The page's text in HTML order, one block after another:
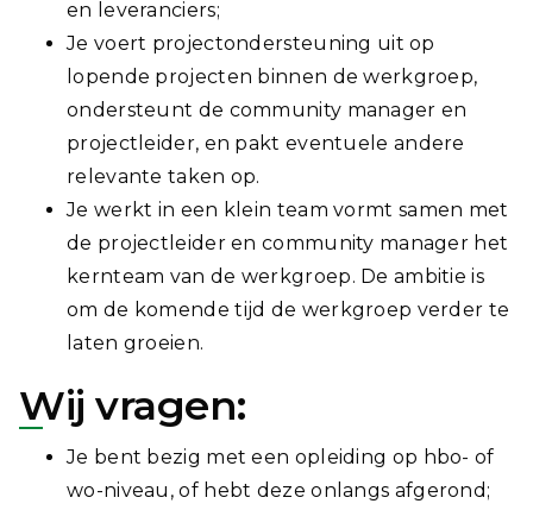
en leveranciers;
Je voert projectondersteuning uit op
lopende projecten binnen de werkgroep,
ondersteunt de community manager en
projectleider, en pakt eventuele andere
relevante taken op.
Je werkt in een klein team vormt samen met
de projectleider en community manager het
kernteam van de werkgroep. De ambitie is
om de komende tijd de werkgroep verder te
laten groeien.
Wij vragen:
Je bent bezig met een opleiding op hbo- of
wo-niveau, of hebt deze onlangs afgerond;